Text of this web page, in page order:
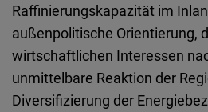
Raffinierungskapazität im
außenpolitische Orientierung,
wirtschaftlichen Interessen
unmittelbare Reaktion der
Diversifizierung der